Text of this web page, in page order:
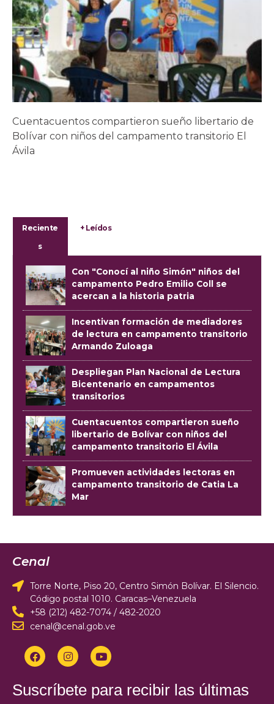
Cuentacuentos compartieron sueño libertario de
Bolívar con niños del campamento transitorio El
Ávila
Reciente
s
+ Leídos
Con "Conocí al niño Simón" niños del
campamento Pedro Emilio Coll se
acercan a la historia patria
Incentivan formación de mediadores
de lectura en campamento transitorio
Armando Zuloaga
Despliegan Plan Nacional de Lectura
Bicentenario en campamentos
transitorios
Cuentacuentos compartieron sueño
libertario de Bolívar con niños del
campamento transitorio El Ávila
Promueven actividades lectoras en
campamento transitorio de Catia La
Mar
Cenal
Torre Norte, Piso 20, Centro Simón Bolívar. El Silencio.
Código postal 1010. Caracas–Venezuela
+58 (212) 482-7074 / 482-2020
cenal@cenal.gob.ve
Suscríbete para recibir las últimas